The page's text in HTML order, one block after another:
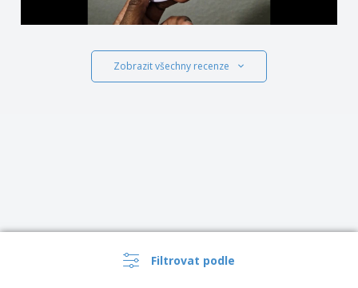
Filtrovat podle
Zobrazit všechny recenze